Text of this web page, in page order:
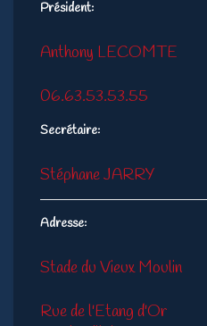
Président:
Anthony LECOMTE
06.63.53.53.55
Secrétaire:
Stéphane JARRY
Adresse:
Stade du Vieux Moulin
Rue de l'Etang d'Or